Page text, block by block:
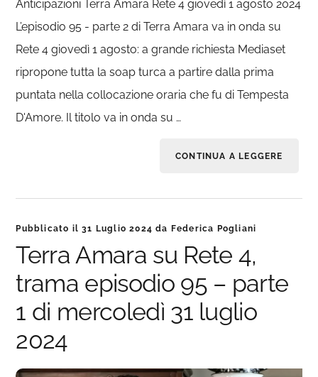
Anticipazioni Terra Amara Rete 4 giovedì 1 agosto 2024
L’episodio 95 - parte 2 di Terra Amara va in onda su
Rete 4 giovedì 1 agosto: a grande richiesta Mediaset
ripropone tutta la soap turca a partire dalla prima
puntata nella collocazione oraria che fu di Tempesta
D'Amore. Il titolo va in onda su …
CONTINUA A LEGGERE
Pubblicato il31 Luglio 2024 da Federica Pogliani
Terra Amara su Rete 4,
trama episodio 95 – parte
1 di mercoledì 31 luglio
2024